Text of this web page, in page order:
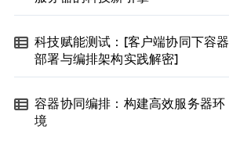
科技赋能测试：[客户端协同下容器
部署与编排架构实践解密]
容器协同编排：构建高效服务器环
境